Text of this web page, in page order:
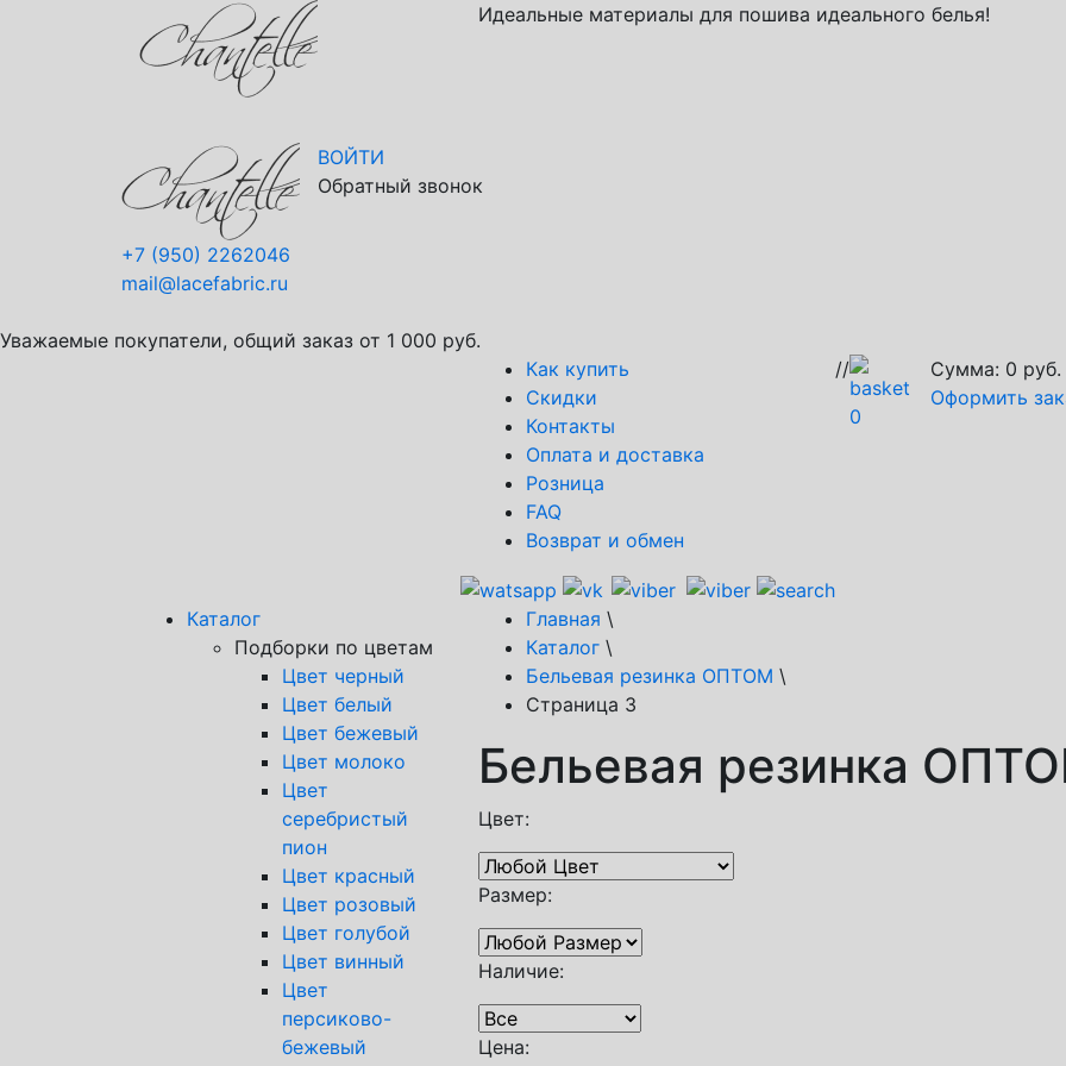
Идеальные материалы для пошива идеального белья!
+7 (950) 2262046
mail@lacefabric.ru
ВОЙТИ
Обратный звонок
Уважаемые покупатели, общий заказ от 1 000 руб.
Как купить
Скидки
Контакты
Оплата и доставка
Розница
FAQ
Возврат и обмен
//
0
Сумма: 0 руб.
Оформить
Каталог
Подборки по цветам
Цвет черный
Цвет белый
Цвет бежевый
Цвет молоко
Цвет
серебристый
пион
Цвет красный
Цвет розовый
Цвет голубой
Цвет винный
Цвет
персиково-
бежевый
Главная \
Каталог \
Бельевая резинка ОПТОМ \
Страница 3
Бельевая резинка
Цвет:
Размер:
Наличие:
Цена: